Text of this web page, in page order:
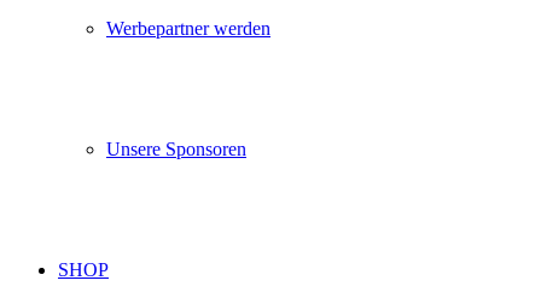
Werbepartner werden
Unsere Sponsoren
SHOP